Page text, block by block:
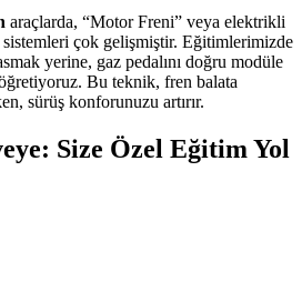
araçlarda, “Motor Freni” veya elektrikli
çok gelişmiştir. Eğitimlerimizde
yerine, gaz pedalını doğru modüle
Bu teknik, fren balata
sürüş konforunuzu artırır.
Size Özel Eğitim Yol